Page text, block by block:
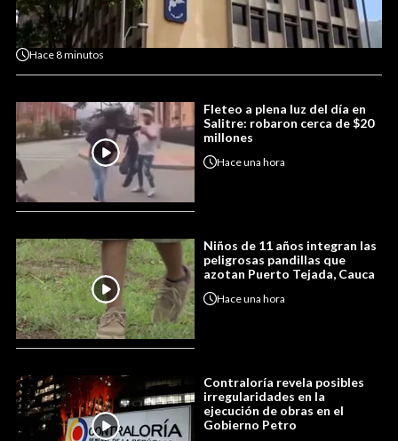
Hace8 minutos
Fleteo a plena luz del día en
Salitre: robaron cerca de $20
millones
Haceuna hora
Niños de 11 años integran las
peligrosas pandillas que
azotan Puerto Tejada, Cauca
Haceuna hora
Contraloría revela posibles
irregularidades en la
ejecución de obras en el
Gobierno Petro